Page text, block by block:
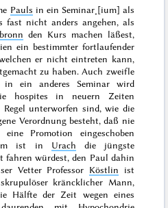
Pauls in ein Seminar˖[ium] als
fast nicht anders angehen, als
den Kurs machen läßest,
ein bestimmter fortlaufender
er nicht eintreten kann,
zu haben. Auch zweifle
ein anderes Seminar wird
hospites in neuern Zeiten
Regel unterworfen sind, wie die
Verordnung besteht, daß nie
Promotion eingeschoben
ist in Urach die jüngste
fahren würdest, den Paul dahin
Vetter Professor Köstlin ist
kräncklicher Mann,
Hälfte der Zeit wegen eines